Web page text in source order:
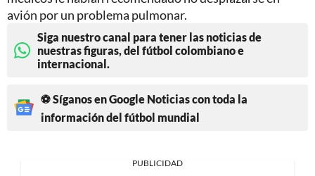
avión por un problema pulmonar.
Siga nuestro canal para tener las noticias de
nuestras figuras, del fútbol colombiano e
internacional.
⚽ Síganos en Google Noticias con toda la
información del fútbol mundial
PUBLICIDAD